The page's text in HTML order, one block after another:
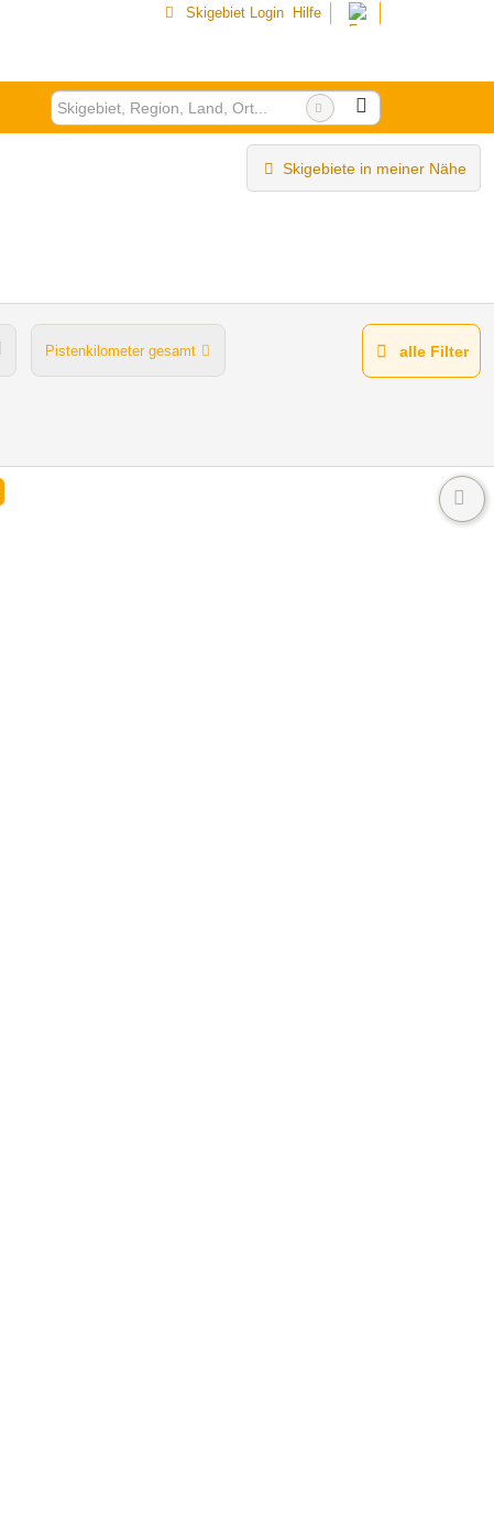
Skigebiet Login Hilfe
Skigebiete in meiner Nähe
Pistenkilometer gesamt alle Filter